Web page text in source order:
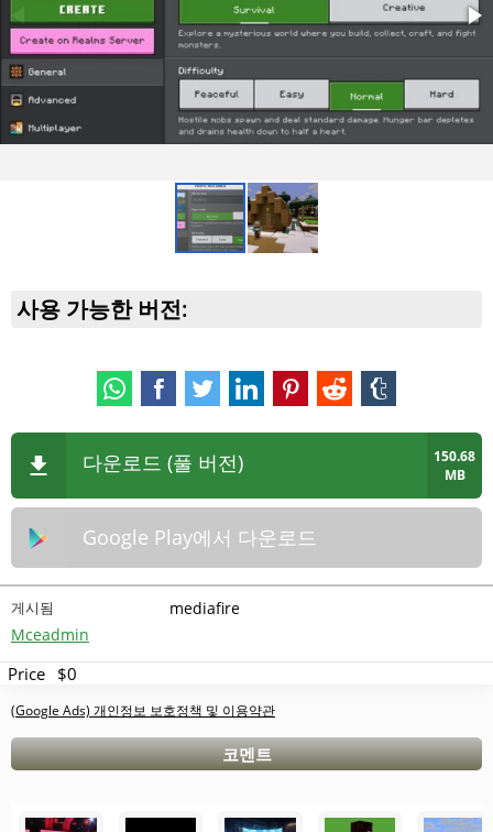
사용 가능한 버전:
다운로드 (풀 버전)
150.68
MB
Google Play에서 다운로드
게시됨
Mceadmin
mediafire
Price $0
(Google Ads) 개인정보 보호정책 및 이용약관
코멘트